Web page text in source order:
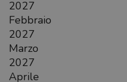
2027
Febbraio
2027
Marzo
2027
Aprile